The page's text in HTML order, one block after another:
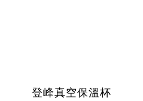
登峰真空保溫杯